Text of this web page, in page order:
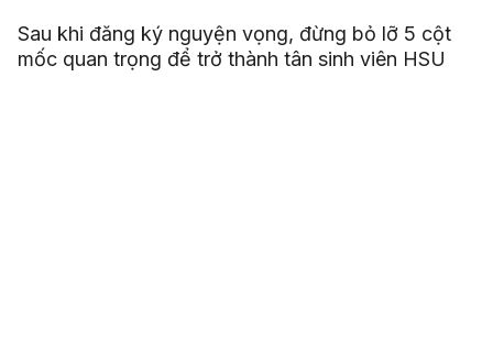
Sau khi đăng ký nguyện vọng, đừng bỏ lỡ 5 cột
mốc quan trọng để trở thành tân sinh viên HSU